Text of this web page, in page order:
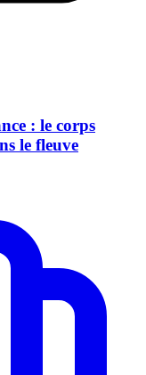
: le corps
le fleuve